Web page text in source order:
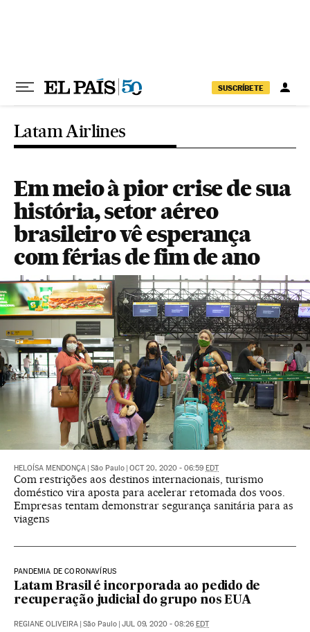
SUSCRÍBETE
Latam Airlines
Em meio à pior crise de sua
história, setor aéreo
brasileiro vê esperança
com férias de fim de ano
HELOÍSA MENDONÇA São Paulo OCT 20, 2020 - 06:59 EDT
Com restrições aos destinos internacionais, turismo
doméstico vira aposta para acelerar retomada dos voos.
Empresas tentam demonstrar segurança sanitária para as
viagens
PANDEMIA DE CORONAVÍRUS
Latam Brasil é incorporada ao pedido de
recuperação judicial do grupo nos EUA
REGIANE OLIVEIRA São Paulo JUL 09, 2020 - 08:26 EDT